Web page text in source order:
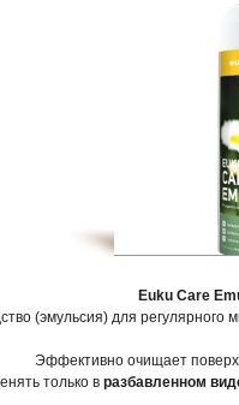
Euku Care
(эмульсия) для
Эффективно очищает
только в разбавленном